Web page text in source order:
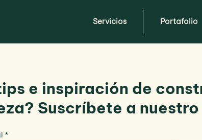
Servicios Portafolio
e inspiración de
Suscríbete a